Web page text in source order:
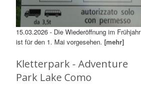
15.03.2026 - Die Wiederöffnung im Frühjahr
ist für den 1. Mai vorgesehen. [mehr]
Kletterpark - Adventure
Park Lake Como